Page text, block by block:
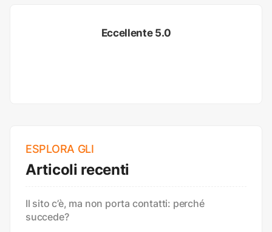
Eccellente 5.0
ESPLORA GLI
Articoli recenti
Il sito c’è, ma non porta contatti: perché
succede?